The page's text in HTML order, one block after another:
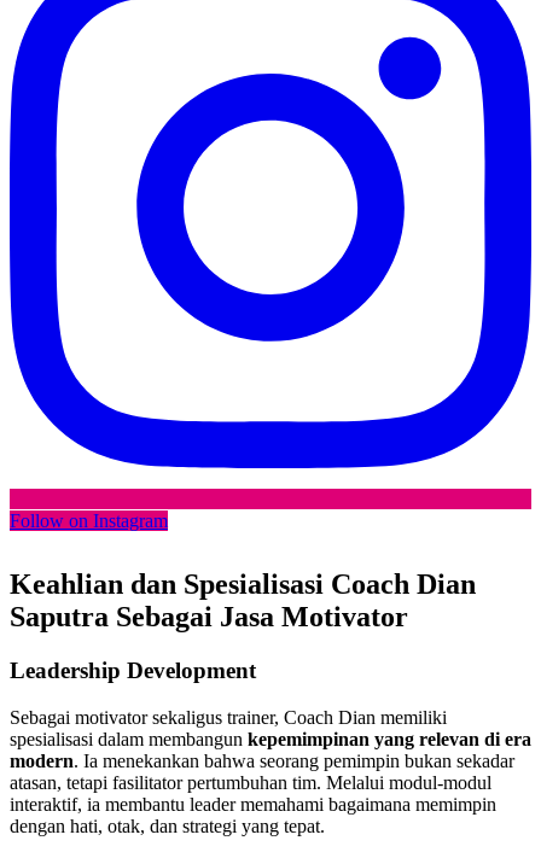
Follow on Instagram
Keahlian dan Spesialisasi Coach Dian
Saputra Sebagai Jasa Motivator
Leadership Development
Sebagai motivator sekaligus trainer, Coach Dian memiliki
spesialisasi dalam membangun kepemimpinan yang relevan di era
modern. Ia menekankan bahwa seorang pemimpin bukan sekadar
atasan, tetapi fasilitator pertumbuhan tim. Melalui modul-modul
interaktif, ia membantu leader memahami bagaimana memimpin
dengan hati, otak, dan strategi yang tepat.